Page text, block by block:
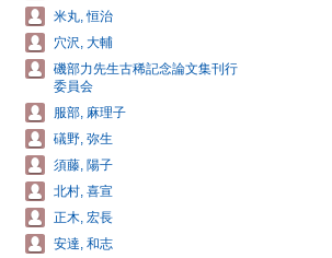
米丸, 恒治
穴沢, 大輔
磯部力先生古稀記念論文集刊行
委員会
服部, 麻理子
礒野, 弥生
須藤, 陽子
北村, 喜宣
正木, 宏長
安達, 和志